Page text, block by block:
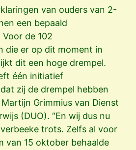
van ouders van 2-
een bepaald
de 102
die er op dit moment in
dit een hoge drempel.
één initiatief
zij de drempel hebben
Grimmius van Dienst
(DUO). “En wij dus nu
trots. Zelfs al voor
van 15 oktober behaalde